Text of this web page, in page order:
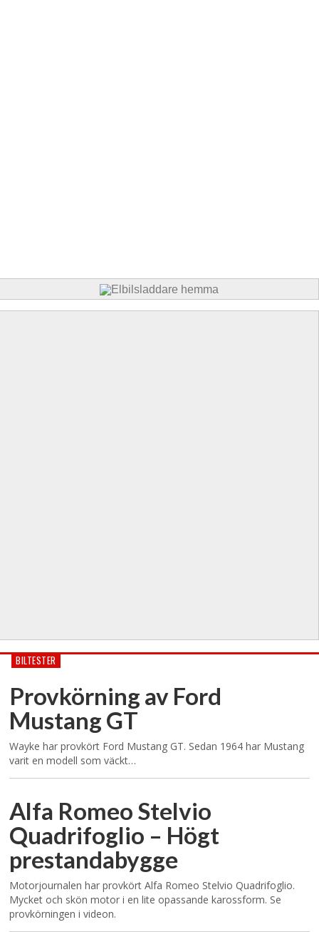
BILTESTER
Provkörning av Ford
Mustang GT
Wayke har provkört Ford Mustang GT. Sedan 1964 har Mustang
varit en modell som väckt…
Alfa Romeo Stelvio
Quadrifoglio – Högt
prestandabygge
Motorjournalen har provkört Alfa Romeo Stelvio Quadrifoglio.
Mycket och skön motor i en lite opassande karossform. Se
provkörningen i videon.